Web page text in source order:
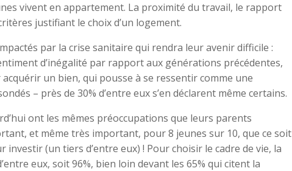
vivent en appartement. La proximité du travail, le rapport
justifiant le choix d’un logement.
par la crise sanitaire qui rendra leur avenir difficile :
d’inégalité par rapport aux générations précédentes,
un bien, qui pousse à se ressentir comme une
– près de 30% d’entre eux s’en déclarent même certains.
ont les mêmes préoccupations que leurs parents
et même très important, pour 8 jeunes sur 10, que ce soit
(un tiers d’entre eux) ! Pour choisir le cadre de vie, la
eux, soit 96%, bien loin devant les 65% qui citent la